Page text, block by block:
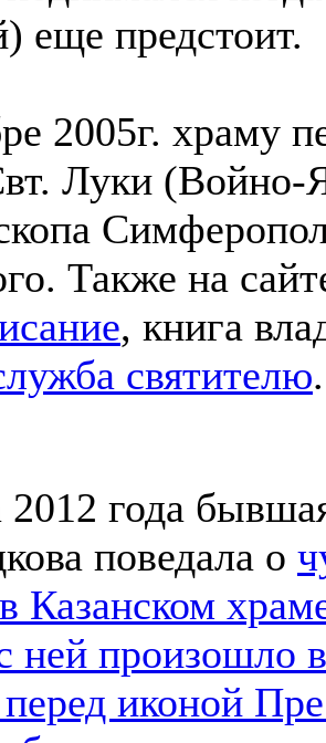
еще предстоит.
2005г. храму
Луки (Войно-
Также на
, книга
святителю.
2012 года
поведала о
Казанском
ней произошло
иконой